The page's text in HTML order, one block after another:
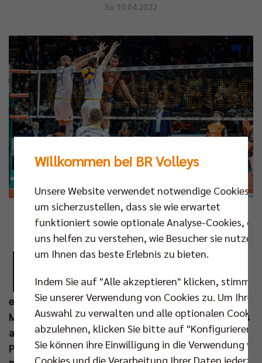
So 10.04.2022
D
as "Duell der Giganten" ist perfekt! Gestern
3:1-Auswärtserfolg gegen Frankfurt zum
elften Mal in Folge in das Finale um die Deutsche
Meisterschaft eingezogen. Dort wartet – wie kann es
anders sein – der ewige Rivale und aktuelle
Pokalsieger VfB Friedrichshafen auf die Berliner.
Willkommen bei BR Volleys
Unsere Website verwendet notwendige Cookies,
um sicherzustellen, dass sie wie erwartet
funktioniert sowie optionale Analyse-Cookies, die
uns helfen zu verstehen, wie Besucher sie nutzen,
um Ihnen das beste Erlebnis zu bieten.
Indem Sie auf "Alle akzeptieren" klicken, stimmen
Sie unserer Verwendung von Cookies zu. Um Ihre
Auswahl zu verwalten und alle optionalen Cookies
abzulehnen, klicken Sie bitte auf "Konfigurieren".
Sie können ihre Einwilligung in die Verwendung
Cookies und die Verarbeitung Ihrer Daten